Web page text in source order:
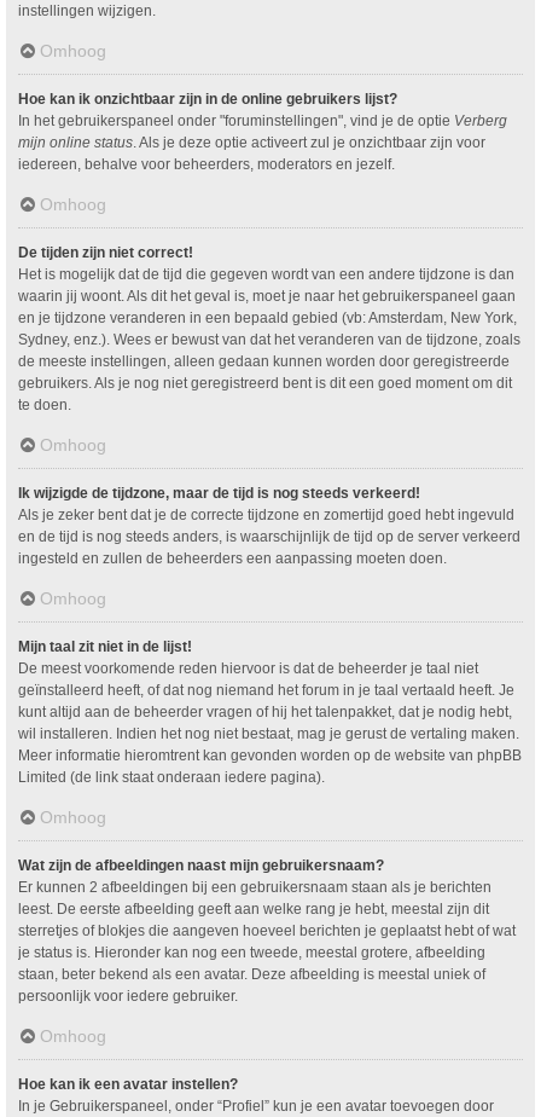
instellingen wijzigen.
Omhoog
Hoe kan ik onzichtbaar zijn in de online gebruikers lijst?
In het gebruikerspaneel onder "foruminstellingen", vind je de optie Verberg
mijn online status . Als je deze optie activeert zul je onzichtbaar zijn voor
iedereen, behalve voor beheerders, moderators en jezelf.
Omhoog
De tijden zijn niet correct!
Het is mogelijk dat de tijd die gegeven wordt van een andere tijdzone is dan
waarin jij woont. Als dit het geval is, moet je naar het gebruikerspaneel gaan
en je tijdzone veranderen in een bepaald gebied (vb: Amsterdam, New York,
Sydney, enz.). Wees er bewust van dat het veranderen van de tijdzone, zoals
de meeste instellingen, alleen gedaan kunnen worden door geregistreerde
gebruikers. Als je nog niet geregistreerd bent is dit een goed moment om dit
te doen.
Omhoog
Ik wijzigde de tijdzone, maar de tijd is nog steeds verkeerd!
Als je zeker bent dat je de correcte tijdzone en zomertijd goed hebt ingevuld
en de tijd is nog steeds anders, is waarschijnlijk de tijd op de server verkeerd
ingesteld en zullen de beheerders een aanpassing moeten doen.
Omhoog
Mijn taal zit niet in de lijst!
De meest voorkomende reden hiervoor is dat de beheerder je taal niet
geïnstalleerd heeft, of dat nog niemand het forum in je taal vertaald heeft. Je
kunt altijd aan de beheerder vragen of hij het talenpakket, dat je nodig hebt,
wil installeren. Indien het nog niet bestaat, mag je gerust de vertaling maken.
Meer informatie hieromtrent kan gevonden worden op de website van phpBB
Limited (de link staat onderaan iedere pagina).
Omhoog
Wat zijn de afbeeldingen naast mijn gebruikersnaam?
Er kunnen 2 afbeeldingen bij een gebruikersnaam staan als je berichten
leest. De eerste afbeelding geeft aan welke rang je hebt, meestal zijn dit
sterretjes of blokjes die aangeven hoeveel berichten je geplaatst hebt of wat
je status is. Hieronder kan nog een tweede, meestal grotere, afbeelding
staan, beter bekend als een avatar. Deze afbeelding is meestal uniek of
persoonlijk voor iedere gebruiker.
Omhoog
Hoe kan ik een avatar instellen?
In je Gebruikerspaneel, onder “Profiel” kun je een avatar toevoegen door